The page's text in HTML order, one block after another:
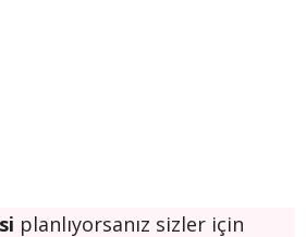
planlıyorsanız sizler için